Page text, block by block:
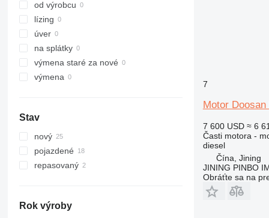
340
345
349
350
365
374
420
422
424
430
od výrobcu
lízing
úver
na splátky
výmena staré za nové
výmena
Stav
nový
pojazdené
repasovaný
Rok výroby
7
Motor
7 600 USD ≈ 6
Časti motora -
diesel
Čína, Jining
JINING PINBO
Obráťte sa na